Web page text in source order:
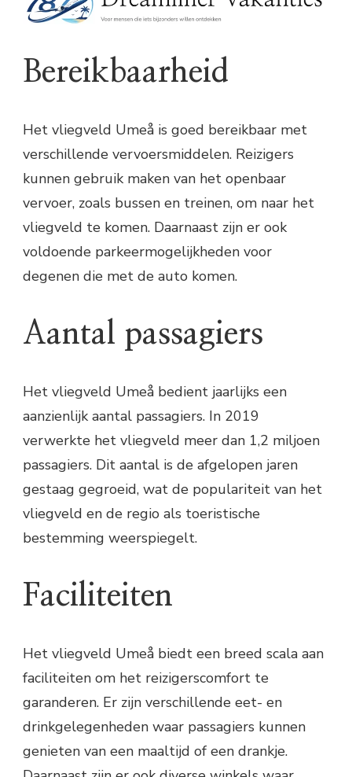
Bereikbaarheid
Het vliegveld Umeå is goed bereikbaar met
verschillende vervoersmiddelen. Reizigers
kunnen gebruik maken van het openbaar
vervoer, zoals bussen en treinen, om naar het
vliegveld te komen. Daarnaast zijn er ook
voldoende parkeermogelijkheden voor
degenen die met de auto komen.
Aantal passagiers
Het vliegveld Umeå bedient jaarlijks een
aanzienlijk aantal passagiers. In 2019
verwerkte het vliegveld meer dan 1,2 miljoen
passagiers. Dit aantal is de afgelopen jaren
gestaag gegroeid, wat de populariteit van het
vliegveld en de regio als toeristische
bestemming weerspiegelt.
Faciliteiten
Het vliegveld Umeå biedt een breed scala aan
faciliteiten om het reizigerscomfort te
garanderen. Er zijn verschillende eet- en
drinkgelegenheden waar passagiers kunnen
genieten van een maaltijd of een drankje.